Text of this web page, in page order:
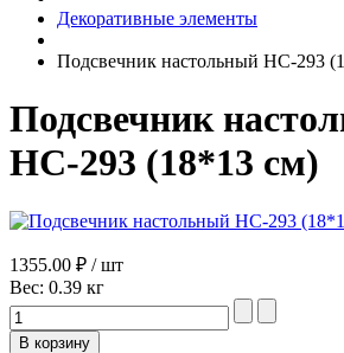
Декоративные элементы
Подсвечник настольный НС-293
Подсвечник
НС-293 (18*13 см)
1355.00 ₽ / шт
Вес: 0.39 кг